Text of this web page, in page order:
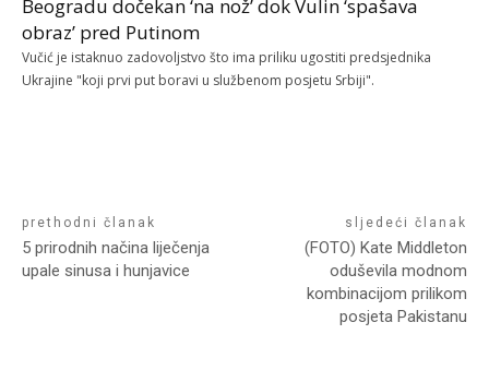
Beogradu dočekan ‘na nož’ dok Vulin ‘spašava
obraz’ pred Putinom
Vučić je istaknuo zadovoljstvo što ima priliku ugostiti predsjednika
Ukrajine "koji prvi put boravi u službenom posjetu Srbiji".
prethodni članak
5 prirodnih načina liječenja
upale sinusa i hunjavice
sljedeći članak
(FOTO) Kate Middleton
oduševila modnom
kombinacijom prilikom
posjeta Pakistanu